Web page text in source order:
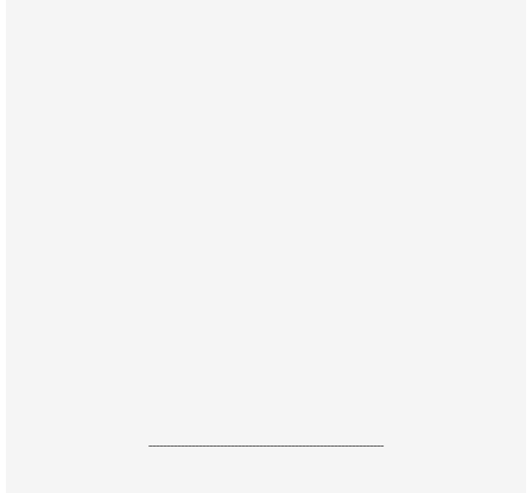
------------------------------------------------------------------